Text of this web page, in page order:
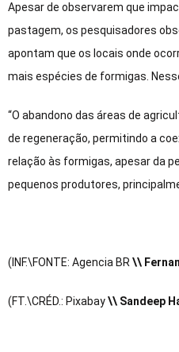
Apesar de observarem que
pastagem, os pesquisadores
apontam que os locais onde
mais espécies de formigas.
“O abandono das áreas de
de regeneração, permitindo a
relação às formigas, apesar da
pequenos produtores,
(INF.\FONTE: Agencia BR \\
(FT.\CRÉD.: Pixabay\\ Sandeep